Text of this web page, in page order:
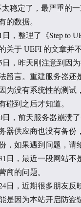
太稳定了，最严重的
的数据。
日，整理了《Step to
关于 UEFI 的文章并不
日，昨天刚注意到因
留言。重建服务器还
为没有系统性的测试
碰到之后才知道。
日，前天服务器崩溃
器供应商也没有备份
，如果遇到问题，请
日，最近一段网站不
商的问题。
日，近期很多朋友反
是因为本站开启防盗